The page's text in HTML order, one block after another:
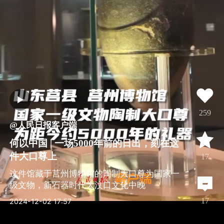
@人民日报客户端
何以中国 | 一场5000年前的日出，刻在这
件大口尊上
这件馆藏于莒州博物馆的陶制大口尊为国家一
级文物，新石器时代大汶口文化中晚
全文
2024-12-02 17:57
259
17
17